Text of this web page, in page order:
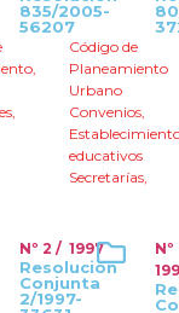
835/2005-
56207
,
,
Código de
Planeamiento
Urbano
Convenios,
educativos
Secretarías,
Nº 2 / 1997
Resolucion
Conjunta
2/1997-